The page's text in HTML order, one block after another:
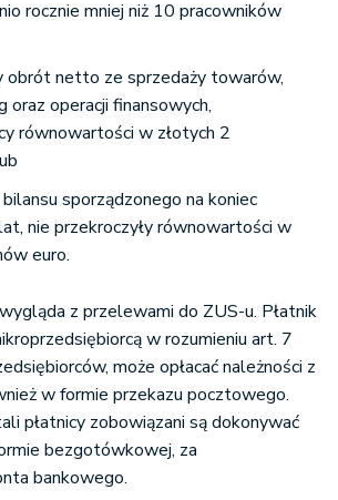
rocznie mniej niż 10 pracowników
obrót netto ze sprzedaży towarów,
oraz operacji finansowych,
równowartości w złotych 2
sporządzonego na koniec
nie przekroczyły równowartości w
euro.
z przelewami do ZUS-u. Płatnik
w rozumieniu art. 7
może opłacać należności z
w formie przekazu pocztowego.
płatnicy zobowiązani są dokonywać
bezgotówkowej, za
bankowego.